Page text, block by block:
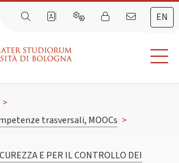
EN
>
trasversali, MOOCs >
E PER IL CONTROLLO DEI